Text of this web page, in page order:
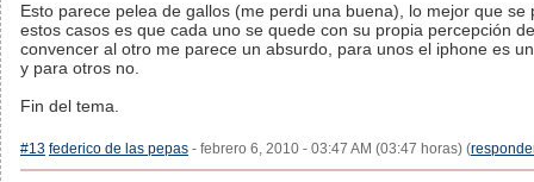
Esto parece pelea de gallos (me perdi una buena), lo mejor que se
estos casos es que cada uno se quede con su propia percepción
convencer al otro me parece un absurdo, para unos el iphone es
y para otros no.
Fin del tema.
#13 federico de las pepas - febrero 6, 2010 - 03:47 AM (03:47 horas) (